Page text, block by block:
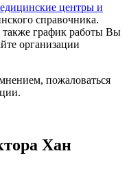
центры и
справочника.
график работы Вы
организации
пожаловаться
Хан